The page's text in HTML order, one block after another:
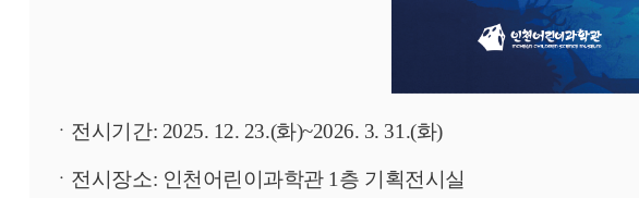
ㆍ전시기간: 2025. 12. 23.(화)~2026. 3. 31.(화)
ㆍ전시장소: 인천어린이과학관 1층 기획전시실